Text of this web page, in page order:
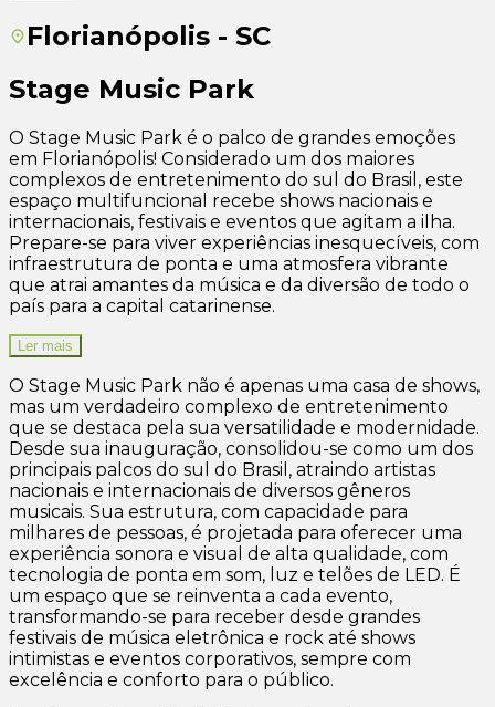
Florianópolis - SC
Stage Music Park
O Stage Music Park é o palco de grandes emoções
em Florianópolis! Considerado um dos maiores
complexos de entretenimento do sul do Brasil, este
espaço multifuncional recebe shows nacionais e
internacionais, festivais e eventos que agitam a ilha.
Prepare-se para viver experiências inesquecíveis, com
infraestrutura de ponta e uma atmosfera vibrante
que atrai amantes da música e da diversão de todo o
país para a capital catarinense.
Ler mais
O Stage Music Park não é apenas uma casa de shows,
mas um verdadeiro complexo de entretenimento
que se destaca pela sua versatilidade e modernidade.
Desde sua inauguração, consolidou-se como um dos
principais palcos do sul do Brasil, atraindo artistas
nacionais e internacionais de diversos gêneros
musicais. Sua estrutura, com capacidade para
milhares de pessoas, é projetada para oferecer uma
experiência sonora e visual de alta qualidade, com
tecnologia de ponta em som, luz e telões de LED. É
um espaço que se reinventa a cada evento,
transformando-se para receber desde grandes
festivais de música eletrônica e rock até shows
intimistas e eventos corporativos, sempre com
excelência e conforto para o público.